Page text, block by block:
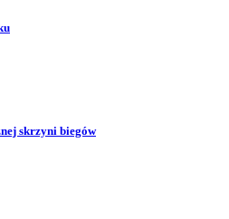
skrzyni biegów